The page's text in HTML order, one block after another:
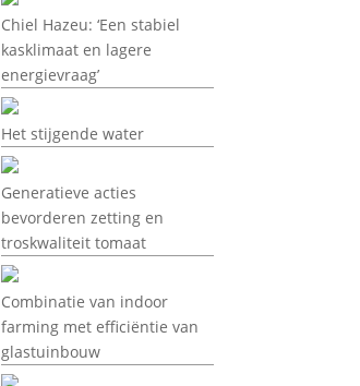
Chiel Hazeu: ‘Een stabiel
kasklimaat en lagere
energievraag’
Het stijgende water
Generatieve acties
bevorderen zetting en
troskwaliteit tomaat
Combinatie van indoor
farming met efficiëntie van
glastuinbouw